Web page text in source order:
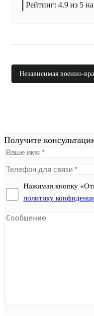
Рейтинг: 4.9 из 5
Независимая военно-
Получите
Нажимая кнопку
политику